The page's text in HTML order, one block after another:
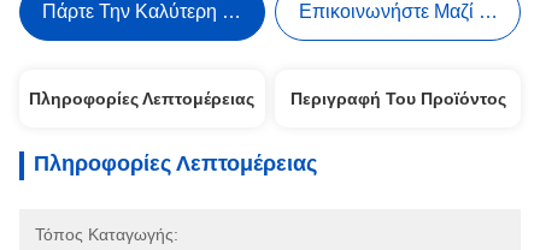
Πάρτε Την Καλύτερη Τιμή Επικοινωνήστε Μαζί Μας
Πληροφορίες Λεπτομέρειας Περιγραφή Του Προϊόντος
Πληροφορίες Λεπτομέρειας
Τόπος Καταγωγής: